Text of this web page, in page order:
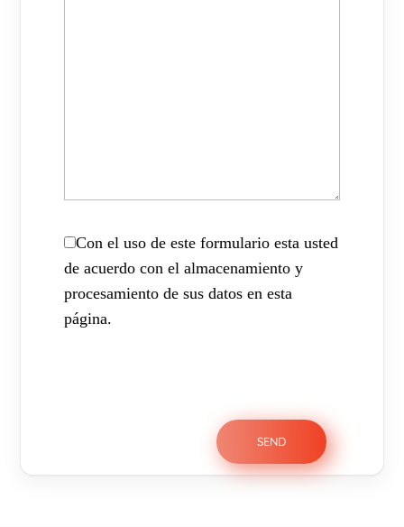
Con el uso de este formulario esta usted
de acuerdo con el almacenamiento y
procesamiento de sus datos en esta
página.